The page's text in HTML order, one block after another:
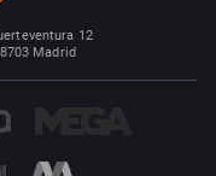
12
Madrid